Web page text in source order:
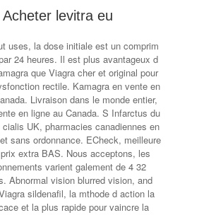
Acheter levitra eu
uses, la dose initiale est un comprim
24 heures. Il est plus avantageux d
que Viagra cher et original pour
rectile. Kamagra en vente en
Livraison dans le monde entier,
en ligne au Canada. S Infarctus du
cialis UK, pharmacies canadiennes en
sans ordonnance. ECheck, meilleure
extra BAS. Nous acceptons, les
varient galement de 4 32
Abnormal vision blurred vision, and
sildenafil, la mthode d action la
et la plus rapide pour vaincre la